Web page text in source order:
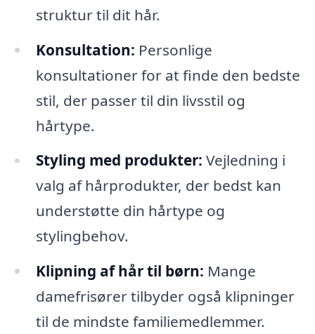
struktur til dit hår.
Konsultation: Personlige
konsultationer for at finde den bedste
stil, der passer til din livsstil og
hårtype.
Styling med produkter: Vejledning i
valg af hårprodukter, der bedst kan
understøtte din hårtype og
stylingbehov.
Klipning af hår til børn: Mange
damefrisører tilbyder også klipninger
til de mindste familiemedlemmer.